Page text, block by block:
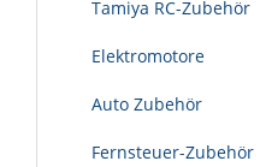
Tamiya RC-Zubehör
Elektromotore
Auto Zubehör
Fernsteuer-Zubehör